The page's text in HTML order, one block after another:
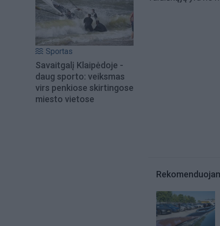
Sportas
Savaitgalį Klaipėdoje -
daug sporto: veiksmas
virs penkiose skirtingose
miesto vietose